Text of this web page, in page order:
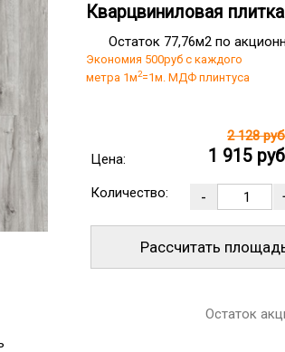
Кварцвиниловая
Остаток 77,76м2 по
Экономия 500руб с каждого
метра 1м2=1м. МДФ плинтуса
Цена:
2 128
1 915
Количество:
Рассчитать
Остаток